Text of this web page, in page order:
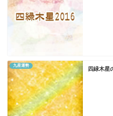
九星運勢
四緑木星